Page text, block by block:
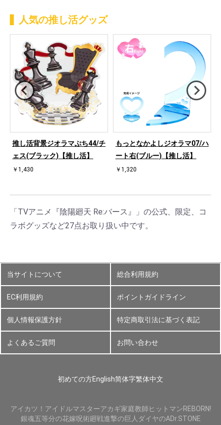
人気の推し活グッズ
推し活背景ジオラマぷち44/チ
ェス(ブラック)【推し活】
￥1,430
もっとなかよしジオラマ07/ハ
ート右(ブルー)【推し活】
￥1,320
「TVアニメ『陰陽廻天 Re:バース』」の公式、限定、コ
ラボグッズなど27点お取り扱い中です。
当サイトについて 総合利用規約
EC利用規約 ポイントガイドライン
個人情報保護方針 特定商取引法に基づく表記
よくあるご質問 お問い合わせ
初めての方English简体字繁体中文
アイカツ！ アイドルマスターアカギ家庭教師ヒットマンREBORN!
銀魂五等分の花嫁呪術廻戦進撃の巨人 ダイヤのADr.STONE